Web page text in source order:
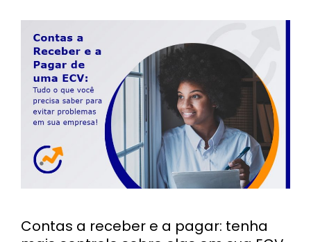
Contas a receber e a pagar: tenha